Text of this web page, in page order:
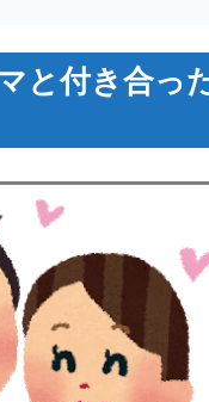
と付き合っ